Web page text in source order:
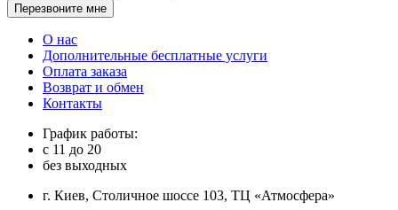
Перезвоните мне
О нас
Дополнительные бесплатные услуги
Оплата заказа
Возврат и обмен
Контакты
График работы:
с 11 до 20
без выходных
г. Киев, Столичное шоссе 103, ТЦ «Атмосфера»